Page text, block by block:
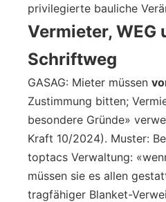
privilegierte bauliche
Vermieter, WEG
Schriftweg
GASAG: Mieter müssen
Zustimmung bitten;
besondere Gründe»
Kraft 10/2024). Muster:
toptacs Verwaltung:
müssen sie es allen
tragfähiger Blanket-